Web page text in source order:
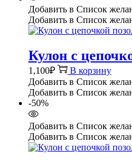
Добавить в Список
Добавить в Список
Кулон с
1,100₽
В корзину
Добавить в Список
Добавить в Список
-50%
Добавить в Список
Добавить в Список